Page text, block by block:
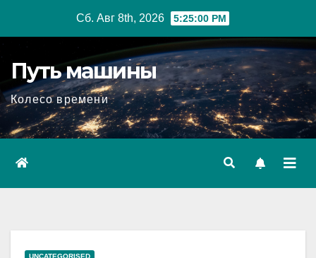
Сб. Авг 8th, 2026 5:25:01 PM
Путь машины
Колесо времени
UNCATEGORISED